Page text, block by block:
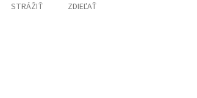
STRÁŽIŤ ZDIEĽAŤ